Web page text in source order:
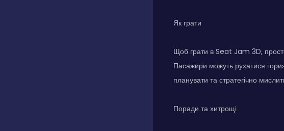
Як грати
Щоб грати в Seat Jam 3D,
Пасажири можуть рухатися
планувати та стратегічно
Поради та хитрощі